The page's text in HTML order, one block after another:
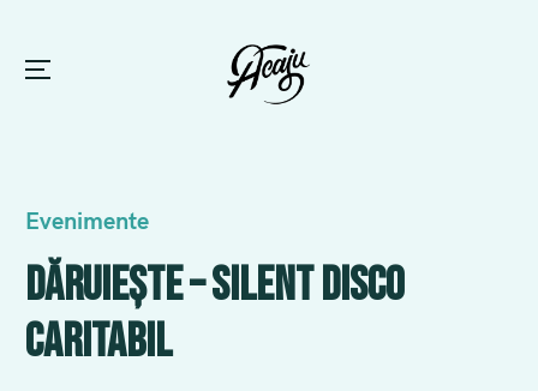
content
Menu
Posted
Evenimente
Dăruiește – Silent Disco
Caritabil